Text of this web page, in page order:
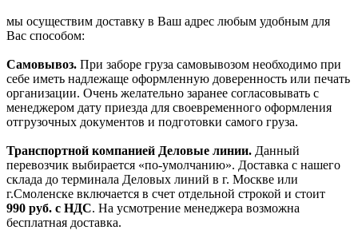
мы осуществим доставку в Ваш адрес любым удобным для
Вас способом:
Самовывоз. При заборе груза самовывозом необходимо при
себе иметь надлежаще оформленную доверенность или печать
организации. Очень желательно заранее согласовывать с
менеджером дату приезда для своевременного оформления
отгрузочных документов и подготовки самого груза.
Транспортной компанией Деловые линии. Данный
перевозчик выбирается «по-умолчанию». Доставка с нашего
склада до терминала Деловых линий в г. Москве или
г.Смоленске включается в счет отдельной строкой и стоит
990 руб. с НДС. На усмотрение менеджера возможна
бесплатная доставка.